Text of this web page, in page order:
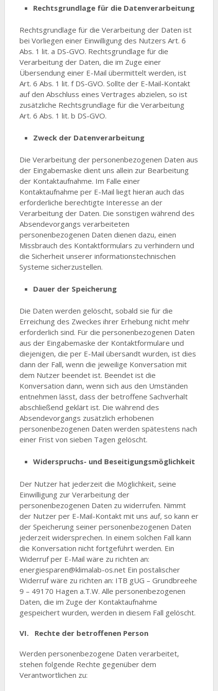
Rechtsgrundlage für die Datenverarbeitung
Rechtsgrundlage für die Verarbeitung der Daten ist
bei Vorliegen einer Einwilligung des Nutzers Art. 6
Abs. 1 lit. a DS-GVO. Rechtsgrundlage für die
Verarbeitung der Daten, die im Zuge einer
Übersendung einer E-Mail übermittelt werden, ist
Art. 6 Abs. 1 lit. f DS-GVO. Sollte der E-Mail-Kontakt
auf den Abschluss eines Vertrages abzielen, so ist
zusätzliche Rechtsgrundlage für die Verarbeitung
Art. 6 Abs. 1 lit. b DS-GVO.
Zweck der Datenverarbeitung
Die Verarbeitung der personenbezogenen Daten aus
der Eingabemaske dient uns allein zur Bearbeitung
der Kontaktaufnahme. Im Falle einer
Kontaktaufnahme per E-Mail liegt hieran auch das
erforderliche berechtigte Interesse an der
Verarbeitung der Daten. Die sonstigen während des
Absendevorgangs verarbeiteten
personenbezogenen Daten dienen dazu, einen
Missbrauch des Kontaktformulars zu verhindern und
die Sicherheit unserer informationstechnischen
Systeme sicherzustellen.
Dauer der Speicherung
Die Daten werden gelöscht, sobald sie für die
Erreichung des Zweckes ihrer Erhebung nicht mehr
erforderlich sind. Für die personenbezogenen Daten
aus der Eingabemaske der Kontaktformulare und
diejenigen, die per E-Mail übersandt wurden, ist dies
dann der Fall, wenn die jeweilige Konversation mit
dem Nutzer beendet ist. Beendet ist die
Konversation dann, wenn sich aus den Umständen
entnehmen lässt, dass der betroffene Sachverhalt
abschließend geklärt ist. Die während des
Absendevorgangs zusätzlich erhobenen
personenbezogenen Daten werden spätestens nach
einer Frist von sieben Tagen gelöscht.
Widerspruchs- und Beseitigungsmöglichkeit
Der Nutzer hat jederzeit die Möglichkeit, seine
Einwilligung zur Verarbeitung der
personenbezogenen Daten zu widerrufen. Nimmt
der Nutzer per E-Mail-Kontakt mit uns auf, so kann er
der Speicherung seiner personenbezogenen Daten
jederzeit widersprechen. In einem solchen Fall kann
die Konversation nicht fortgeführt werden. Ein
Widerruf per E-Mail wäre zu richten an:
energiesparen@klimalab-os.net Ein postalischer
Widerruf wäre zu richten an: ITB gUG – Grundbreehe
9 – 49170 Hagen a.T.W. Alle personenbezogenen
Daten, die im Zuge der Kontaktaufnahme
gespeichert wurden, werden in diesem Fall gelöscht.
VI. Rechte der betroffenen Person
Werden personenbezogene Daten verarbeitet,
stehen folgende Rechte gegenüber dem
Verantwortlichen zu: